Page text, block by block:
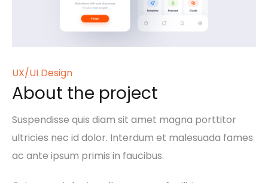
UX/UI Design
About the project
Suspendisse quis diam sit amet magna porttitor
ultricies nec id dolor. Interdum et malesuada fames
ac ante ipsum primis in faucibus.